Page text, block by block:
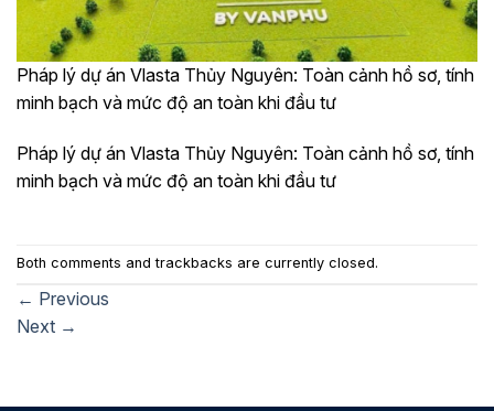
Pháp lý dự án Vlasta Thủy Nguyên: Toàn cảnh hồ sơ, tính
minh bạch và mức độ an toàn khi đầu tư
Pháp lý dự án Vlasta Thủy Nguyên: Toàn cảnh hồ sơ, tính
minh bạch và mức độ an toàn khi đầu tư
Both comments and trackbacks are currently closed.
← Previous
Next →